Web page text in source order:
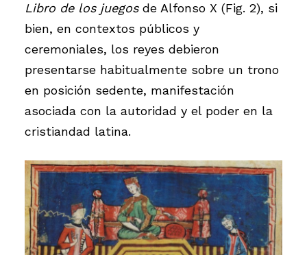
Libro de los juegosde Alfonso X (Fig. 2), si
bien, en contextos públicos y
ceremoniales, los reyes debieron
presentarse habitualmente sobre un trono
en posición sedente, manifestación
asociada con la autoridad y el poder en la
cristiandad latina.